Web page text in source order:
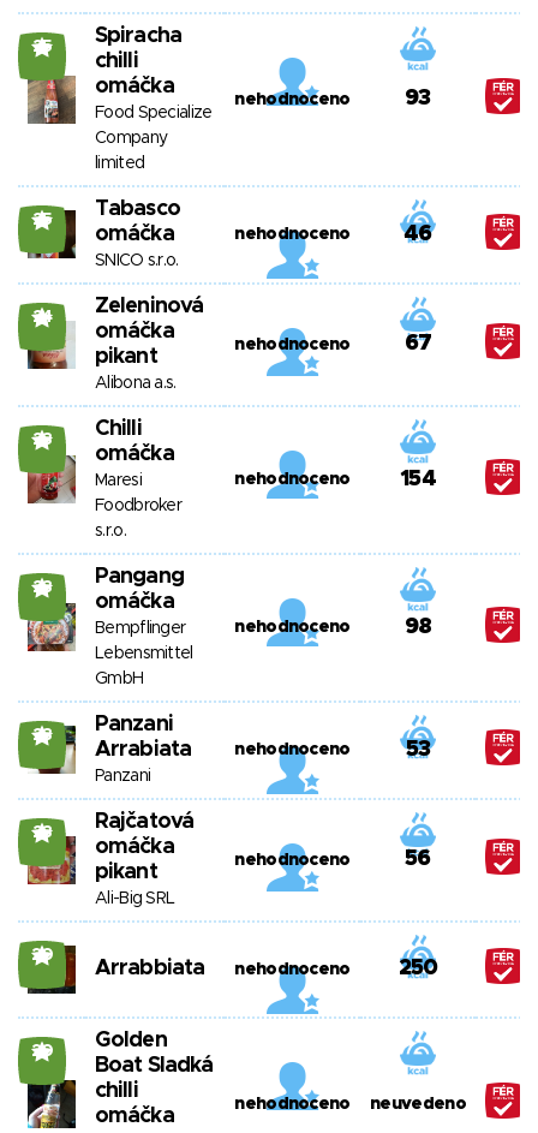
25
Spiracha
chilli
omáčka
Food Specialize
Company
limited
nehodnoceno 93
25
Tabasco
omáčka
SNICO s.r.o.
nehodnoceno 46
24
Zeleninová
omáčka
pikant
Alibona a.s.
nehodnoceno 67
23
Chilli
omáčka
Maresi
Foodbroker
s.r.o.
nehodnoceno 154
23
Pangang
omáčka
Bempflinger
Lebensmittel
GmbH
nehodnoceno 98
23
Panzani
Arrabiata
Panzani
nehodnoceno 53
23
Rajčatová
omáčka
pikant
Ali-Big SRL
nehodnoceno 56
20
Arrabbiata nehodnoceno 250
20
Golden
Boat Sladká
chilli
omáčka
nehodnoceno neuvedeno